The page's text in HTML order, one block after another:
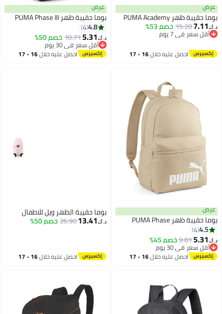
عرض
بوما حقيبة ظهر PUMA Academy
د.ك‏7.11
15.20خصم 53%
أقل سعر في 7 يوم
أقل سعر في 7 يوم
احصل عليه خلال 16 - 17
عرض
بوما حقيبة ظهر PUMA Phase III
4.8
4
د.ك‏5.31
10.71خصم 50%
أقل سعر في 30 يوم
أقل سعر في 30 يوماحصل عليه خلال 16 - 17
عرض
بوما حقيبة ظهر PUMA Phase
4.5
4
د.ك‏5.31
9.81خصم 45%
أقل سعر في 30 يوم
أقل سعر في 30 يوماحصل عليه خلال 16 - 17
بوما حقيبة الظهر ويل للاطفال
د.ك‏13.41
26.90خصم 50%
احصل عليه خلال 16 - 17